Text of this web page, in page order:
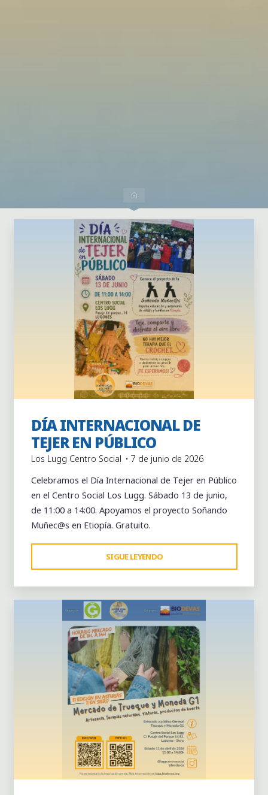
Actividades Actividades puntuales
DÍA INTERNACIONAL DE
TEJER EN PÚBLICO
Los Lugg Centro Social
7 de junio de 2026
Celebramos el Día Internacional de Tejer en Público
en el Centro Social Los Lugg. Sábado 13 de junio,
de 11:00 a 14:00. Apoyamos el proyecto Soñando
Muñec@s en Etiopía. Gratuito.
SIGUE LEYENDO
INTERNACIONAL
DE
TEJER
EN
PÚBLICO"
Dejar un comentario